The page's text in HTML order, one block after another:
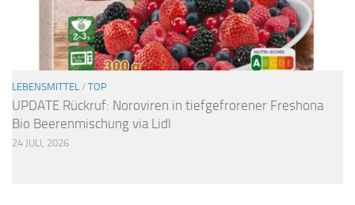
LEBENSMITTEL / TOP
UPDATE Rückruf: Noroviren in tiefgefrorener Freshona
Bio Beerenmischung via Lidl
24 JULI, 2026